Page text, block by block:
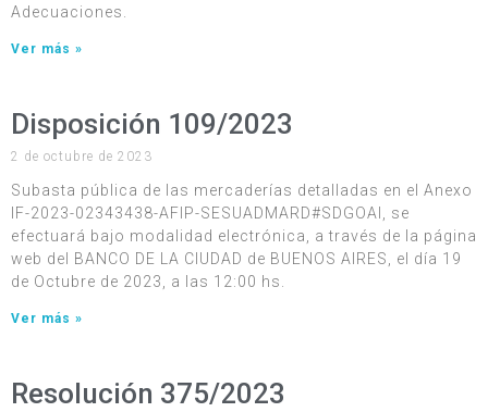
Adecuaciones.
Ver más »
Disposición 109/2023
2 de octubre de 2023
Subasta pública de las mercaderías detalladas en el Anexo
IF-2023-02343438-AFIP-SESUADMARD#SDGOAI, se
efectuará bajo modalidad electrónica, a través de la página
web del BANCO DE LA CIUDAD de BUENOS AIRES, el día 19
de Octubre de 2023, a las 12:00 hs.
Ver más »
Resolución 375/2023